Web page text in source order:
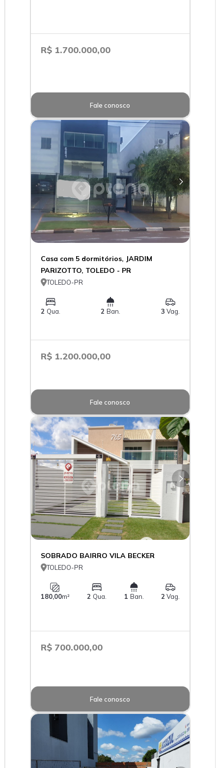
R$ 1.700.000,00
Fale conosco
Casa com 5 dormitórios, JARDIM
PARIZOTTO, TOLEDO - PR
TOLEDO-PR
2 Qua. 2Ban. 3 Vag.
R$ 1.200.000,00
Fale conosco
SOBRADO BAIRRO VILA BECKER
TOLEDO-PR
180,00m² 2 Qua. 1 Ban. 2 Vag.
R$ 700.000,00
Fale conosco